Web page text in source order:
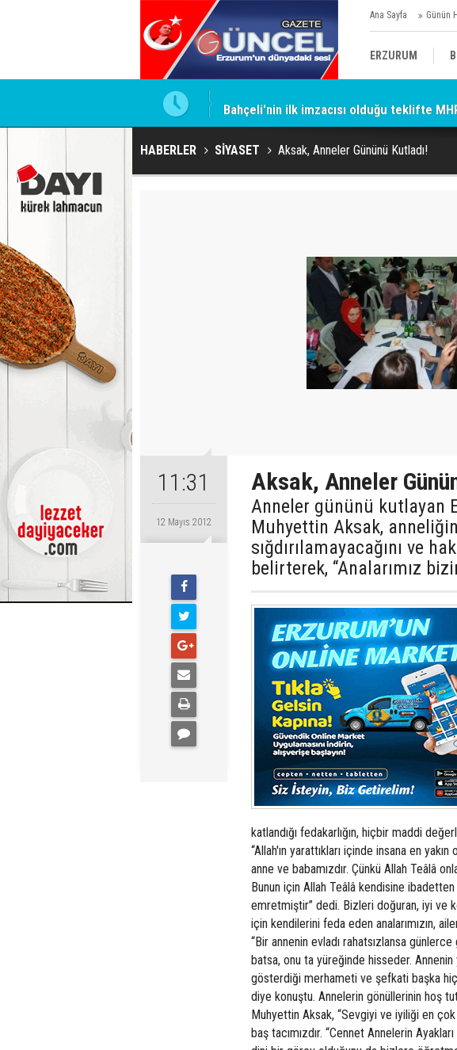
Ana Sayfa Günün
ERZURUM
SİYASET
KÜLTÜR/
Bahçeli'nin ilk imzacısı olduğu teklifte
HABERLER SİYASET Aksak, Anneler Gününü Kutladı!
11:31
12 Mayıs 2012
Aksak, Anneler
Anneler gününü kutlayan
Muhyettin Aksak,
sığdırılamayacağını ve
belirterek, “Analarımız
katlandığı fedakarlığın, hiçbir maddi
“Allah'ın yarattıkları içinde insana en
anne ve babamızdır. Çünkü Allah Teâlâ
Bunun için Allah Teâlâ kendisine ibadetten
emretmiştir” dedi. Bizleri doğuran, iyi ve
için kendilerini feda eden analarımızın,
“Bir annenin evladı rahatsızlansa
batsa, onu ta yüreğinde hisseder. Annenin
gösterdiği merhameti ve şefkati başka
diye konuştu. Annelerin gönüllerinin hoş
Muhyettin Aksak, “Sevgiyi ve iyiliği en
baş tacımızdır. “Cennet Annelerin